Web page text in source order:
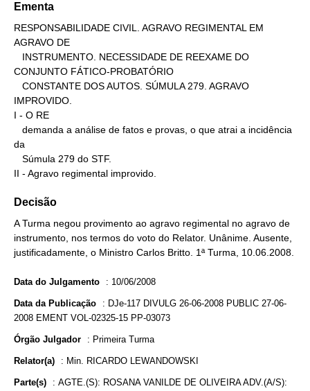
Ementa
RESPONSABILIDADE CIVIL. AGRAVO REGIMENTAL EM
AGRAVO DE
CONJUNTO FÁTICO-PROBATÓRIO
IMPROVIDO.
I - O RE
da
II - Agravo regimental improvido.
Decisão
A Turma negou provimento ao agravo regimental no agravo de
instrumento, nos termos do voto do Relator. Unânime. Ausente,
justificadamente, o Ministro Carlos Britto. 1ª Turma, 10.06.2008.
Data do Julgamento : 10/06/2008
Data da Publicação : DJe-117 DIVULG 26-06-2008 PUBLIC 27-06-
2008 EMENT VOL-02325-15 PP-03073
Órgão Julgador : Primeira Turma
Relator(a) : Min. RICARDO LEWANDOWSKI
Parte(s) : AGTE.(S): ROSANA VANILDE DE OLIVEIRA ADV.(A/S):